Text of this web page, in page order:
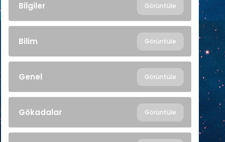
Bilgiler Görüntüle
Bilim Görüntüle
Genel Görüntüle
Gökadalar Görüntüle